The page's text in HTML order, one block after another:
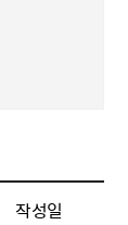
작성일